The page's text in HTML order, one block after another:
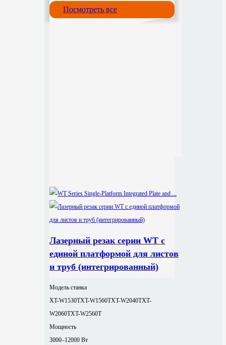
Посмотреть все
Лазерный резак серии WT с
единой платформой для листов
и труб (интегрированный)
Модель станка
XT-W1530TXT-W1560TXT-W2040TXT-
W2060TXT-W2560T
Мощность
3000–12000 Вт